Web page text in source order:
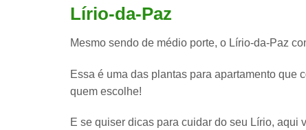
Lírio-da-Paz
Mesmo sendo de médio porte, o Lírio-da-Paz
Essa é uma das plantas para apartamento que
quem escolhe!
E se quiser dicas para cuidar do seu Lírio, aqui